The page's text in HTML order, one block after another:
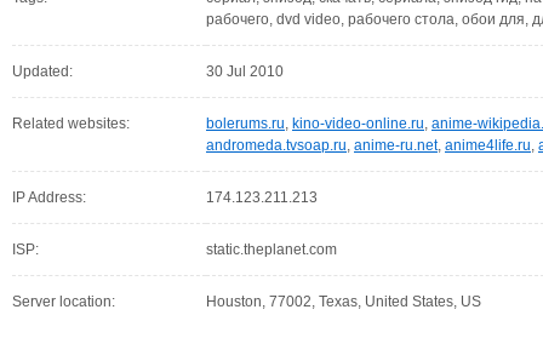
рабочего, dvd video, рабочего стола, обои для,
Updated: 30 Jul 2010
Related websites: bolerums.ru, kino-video-online.ru, anime-
andromeda.tvsoap.ru, anime-ru.net, anime4life.ru,
IP Address: 174.123.211.213
ISP: static.theplanet.com
Server location: Houston, 77002, Texas, United States, US